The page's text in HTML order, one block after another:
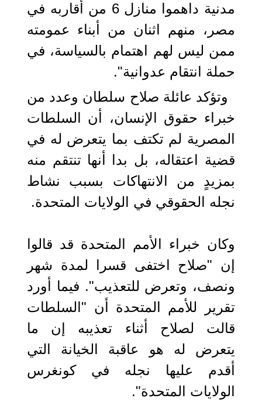
مدنية داهموا منازل 6 من أقاربه في
مصر، منهم اثنان من أبناء عمومته
ممن ليس لهم اهتمام بالسياسة، في
حملة انتقام عدوانية".
وتؤكد عائلة صلاح سلطان وعدد من
خبراء حقوق الإنسان، أن السلطات
المصرية لم تكتف بما يتعرض له في
قضية اعتقاله، بل بدا أنها تنتقم منه
بمزيدٍ من الانتهاكات بسبب نشاط
نجله الحقوقي في الولايات المتحدة.
وكان خبراء الأمم المتحدة قد قالوا
إن "صلاح اختفى قسرا لمدة شهر
ونصف، وتعرض للتعذيب". فيما أورد
تقرير للأمم المتحدة أن "السلطات
قالت لصلاح أثناء تعذيبه إن ما
يتعرض له هو عاقبة الخيانة التي
أقدم عليها نجله في كونغرس
الولايات المتحدة".